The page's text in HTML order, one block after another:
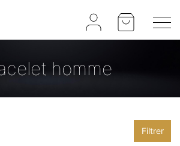
homme
Filtrer
cookies